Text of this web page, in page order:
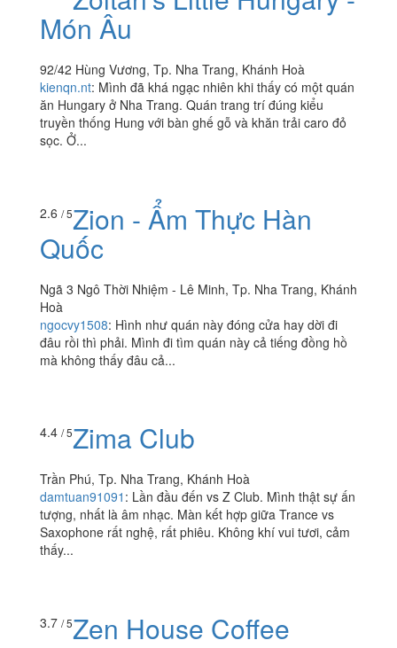
Món Âu
92/42 Hùng Vương, Tp. Nha Trang, Khánh Hoà
kienqn.nt: Mình đã khá ngạc nhiên khi thấy có một quán
ăn Hungary ở Nha Trang. Quán trang trí đúng kiểu
truyền thống Hung với bàn ghế gỗ và khăn trải caro đỏ
sọc. Ở...
2.6 / 5Zion - Ẩm Thực Hàn
Quốc
Ngã 3 Ngô Thời Nhiệm - Lê Minh, Tp. Nha Trang, Khánh
Hoà
ngocvy1508: Hình như quán này đóng cửa hay dời đi
đâu rồi thì phải. Mình đi tìm quán này cả tiếng đồng hồ
mà không thấy đâu cả...
4.4 / 5Zima Club
Trần Phú, Tp. Nha Trang, Khánh Hoà
damtuan91091 : Lần đầu đến vs Z Club. Mình thật sự ấn
tượng, nhất là âm nhạc. Màn kết hợp giữa Trance vs
Saxophone rất nghệ, rất phiêu. Không khí vui tươi, cảm
thấy...
3.7 / 5Zen House Coffee